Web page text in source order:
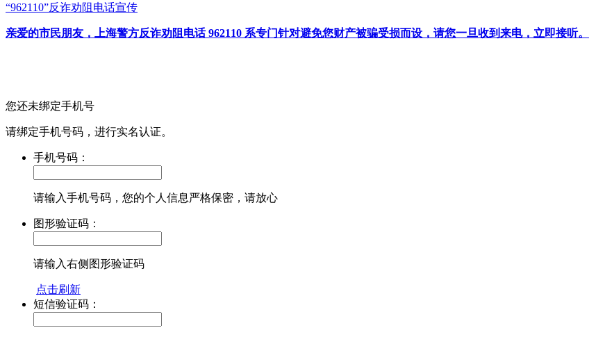
“962110”反诈劝阻电话宣传
亲爱的市民朋友，上海警方反诈劝阻电话 962110 系专门针对避免您财产被骗受损而设，请您一旦收到来电，立即接听。
您还未绑定手机号
请绑定手机号码，进行实名认证。
手机号码：
请输入手机号码，您的个人信息严格保密，请放心
图形验证码：
请输入右侧图形验证码
点击刷新
短信验证码：